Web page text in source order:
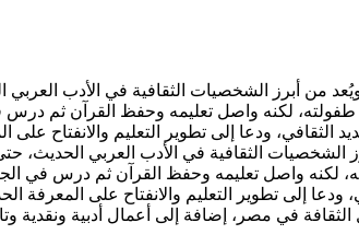
مصري، ويُعد من أبرز الشخصيات الثقافية في
طفولته، لكنه واصل تعليمه وحفظ القرآن ثم
الثقافي، ودعا إلى تطوير التعليم
أبرز الشخصيات الثقافية في الأدب العربي
لكنه واصل تعليمه وحفظ القرآن ثم درس في
ودعا إلى تطوير التعليم والانفتاح على
في مصر، إضافة إلى أعمال أدبية